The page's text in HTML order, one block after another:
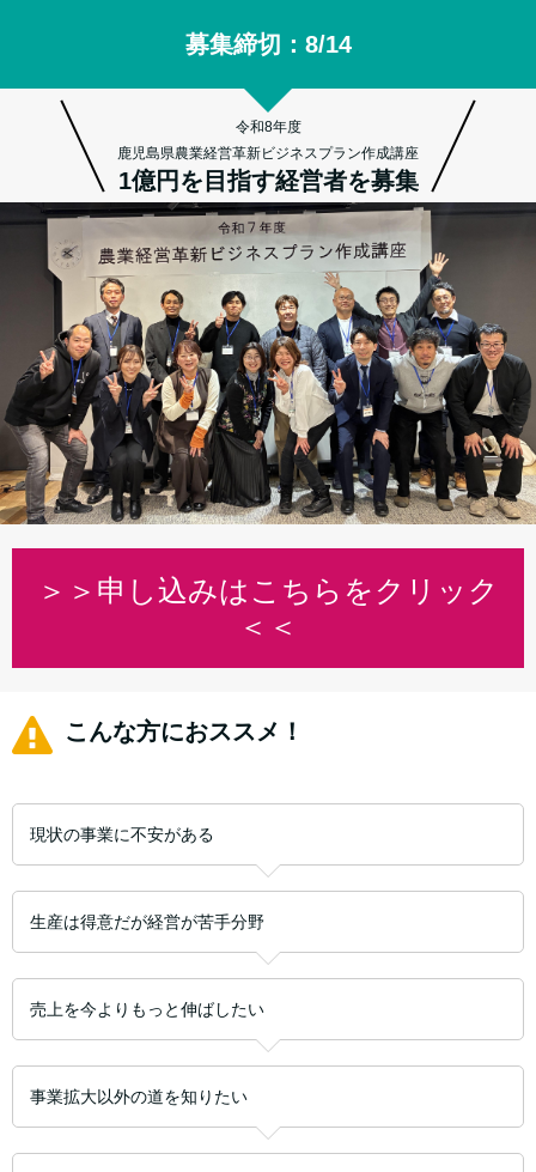
募集締切：8/14
令和8年度
鹿児島県農業経営革新ビジネスプラン作成講座
1億円を目指す経営者を募集
＞＞申し込みはこちらをクリック
＜＜
こんな方におススメ！
現状の事業に不安がある
生産は得意だが経営が苦手分野
売上を今よりもっと伸ばしたい
事業拡大以外の道を知りたい